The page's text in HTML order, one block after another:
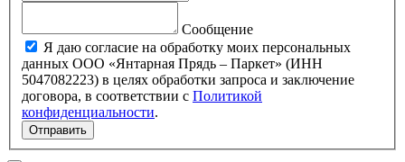
Сообщение
Я даю согласие на обработку моих персональных
данных ООО «Янтарная Прядь – Паркет» (ИНН
5047082223) в целях обработки запроса и заключение
договора, в соответствии с Политикой
конфиденциальности.
Отправить